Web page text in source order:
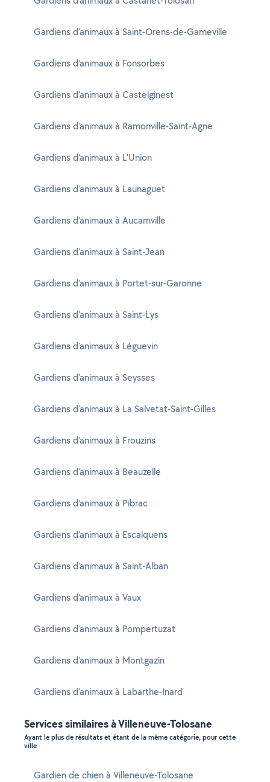
Gardiens d'animaux à Saint-Orens-de-Gameville
Gardiens d'animaux à Fonsorbes
Gardiens d'animaux à Castelginest
Gardiens d'animaux à Ramonville-Saint-Agne
Gardiens d'animaux à L'Union
Gardiens d'animaux à Launaguet
Gardiens d'animaux à Aucamville
Gardiens d'animaux à Saint-Jean
Gardiens d'animaux à Portet-sur-Garonne
Gardiens d'animaux à Saint-Lys
Gardiens d'animaux à Léguevin
Gardiens d'animaux à Seysses
Gardiens d'animaux à La Salvetat-Saint-Gilles
Gardiens d'animaux à Frouzins
Gardiens d'animaux à Beauzelle
Gardiens d'animaux à Pibrac
Gardiens d'animaux à Escalquens
Gardiens d'animaux à Saint-Alban
Gardiens d'animaux à Vaux
Gardiens d'animaux à Pompertuzat
Gardiens d'animaux à Montgazin
Gardiens d'animaux à Labarthe-Inard
Services similaires à Villeneuve-Tolosane
Ayant le plus de résultats et étant de la même catégorie, pour cette
ville
Gardien de chien à Villeneuve-Tolosane